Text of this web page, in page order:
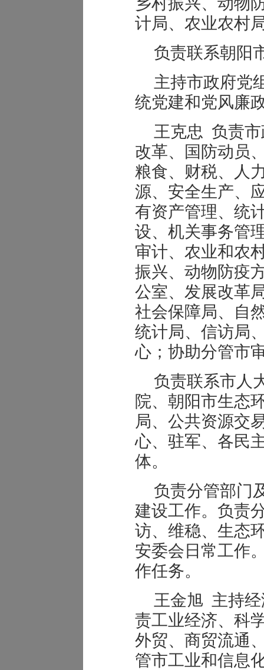
计局、农业农村
负责联系朝阳
主持市政府党
统党建和党风廉
王克忠 负责
改革、国防动员
粮食、财税、人
源、安全生产、
有资产管理、统
设、机关事务管
审计、 农业和农
振兴、动物防疫
公室、发展改革
社会保障局、自
统计局、信访局
心；协助分管市
负责联系市人
院、朝阳市生态
局、公共资源交
心、驻军、各民
体。
负责分管部门
建设工作。负责
访、维稳、生态
安委会日常工作
作任务。
王金旭 主持
责工业经济、科
外贸、商贸流通
管市工业和信息